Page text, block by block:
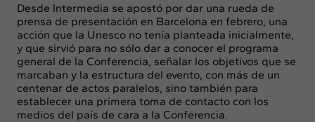
Desde Intermedia se apostó por dar una rueda de
prensa de presentación en Barcelona en febrero, una
acción que la Unesco no tenía planteada inicialmente,
y que sirvió para no sólo dar a conocer el programa
general de la Conferencia, señalar los objetivos que se
marcaban y la estructura del evento, con más de un
centenar de actos paralelos, sino también para
establecer una primera toma de contacto con los
medios del país de cara a la Conferencia.